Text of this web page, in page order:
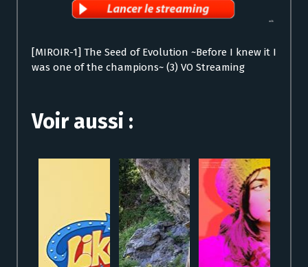
[MIROIR-1] The Seed of Evolution ~Before I knew it I
was one of the champions~ (3) VO Streaming
Voir aussi :